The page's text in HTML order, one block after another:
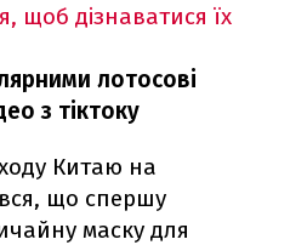
щоб дізнаватися їх
лотосові
з тіктоку
Китаю на
що спершу
маску для